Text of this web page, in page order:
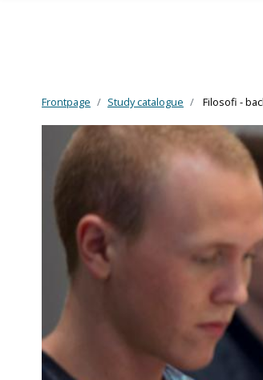
Skip to main content
Frontpage Study catalogue Filosofi -